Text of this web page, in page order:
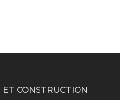
ET CONSTRUCTION